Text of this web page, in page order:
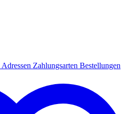
Adressen Zahlungsarten Bestellungen